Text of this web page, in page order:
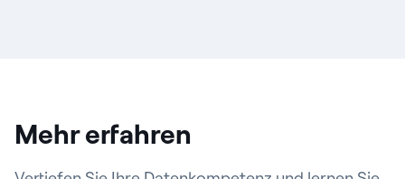
Mehr erfahren